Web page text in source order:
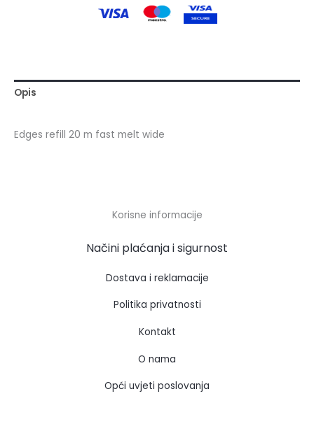
Opis
Edges refill 20 m fast melt wide
Korisne informacije
Načini plaćanja i sigurnost
Dostava i reklamacije
Politika privatnosti
Kontakt
O nama
Opći uvjeti poslovanja